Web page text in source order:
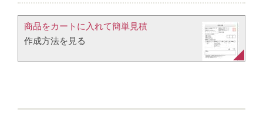
商品をカートに入れて簡単見積​
作成方法を見る​​